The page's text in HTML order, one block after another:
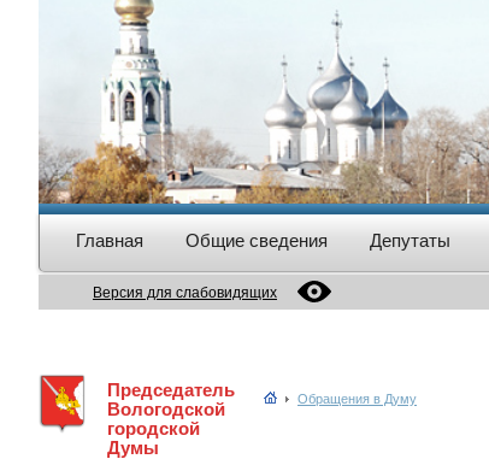
Главная Общие сведения Депутаты
Версия для слабовидящих
Председатель
Вологодской
городской
Думы
Обращения в Думу